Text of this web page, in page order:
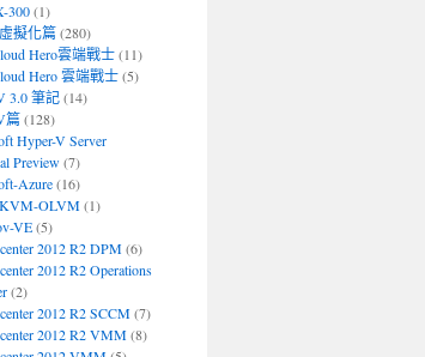
300(1)
擬化篇(280)
Hero雲端戰士(11)
Hero 雲端戰士(5)
3.0 筆記(14)
篇(128)
Hyper-V Server
Preview(7)
Azure(16)
KVM-OLVM(1)
VE(5)
2012 R2 DPM(6)
2012 R2 Operations
(2)
2012 R2 SCCM(7)
2012 R2 VMM(8)